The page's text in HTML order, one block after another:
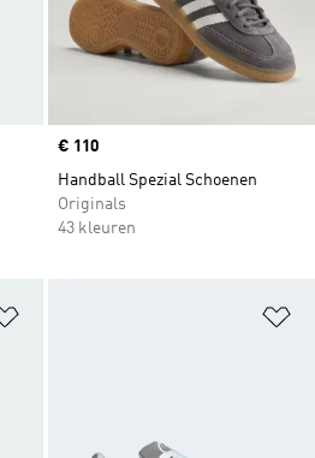
Price
€ 110
Handball Spezial Schoenen
Originals
43 kleuren